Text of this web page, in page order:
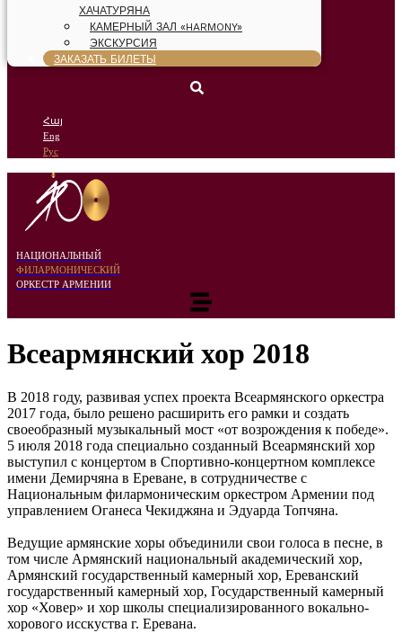
ХАЧАТУРЯНА
КАМЕРНЫЙ ЗАЛ «HARMONY»
ЭКСКУРСИЯ
ЗАКАЗАТЬ БИЛЕТЫ
Հայ
Eng
Рус
НАЦИОНАЛЬНЫЙ
ФИЛАРМОНИЧЕСКИЙ
ОРКЕСТР АРМЕНИИ
Всеармянский хор 2018
В 2018 году, развивая успех проекта Всеармянского оркестра
2017 года, было решено расширить его рамки и создать
своеобразный музыкальный мост «от возрождения к победе».
5 июля 2018 года специально созданный Всеармянский хор
выступил с концертом в Спортивно-концертном комплексе
имени Демирчяна в Ереване, в сотрудничестве с
Национальным филармоническим оркестром Армении под
управлением Оганеса Чекиджяна и Эдуарда Топчяна.
Ведущие армянские хоры объединили свои голоса в песне, в
том числе Армянский национальный академический хор,
Армянский государственный камерный хор, Ереванский
государственный камерный хор, Государственный камерный
хор «Ховер» и хор школы специализированного вокально-
хорового исскуства г. Еревана.